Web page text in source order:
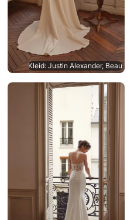
Kleid: Justin Alexander, Beau